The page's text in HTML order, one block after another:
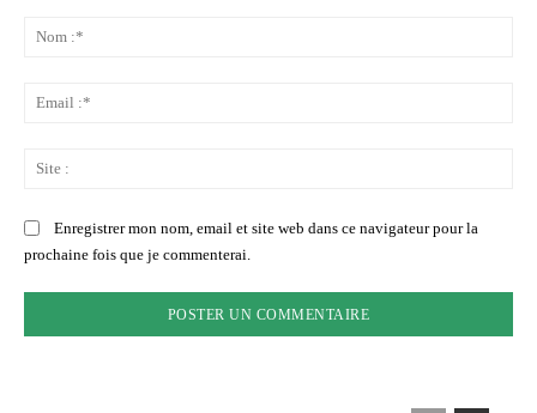
Enregistrer mon nom, email et site web dans ce navigateur pour la
prochaine fois que je commenterai.